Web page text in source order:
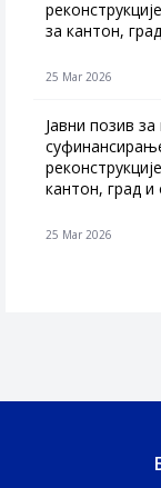
за кантон,
25 Mar 2026
Јавни позив
кантон, град
25 Mar 2026